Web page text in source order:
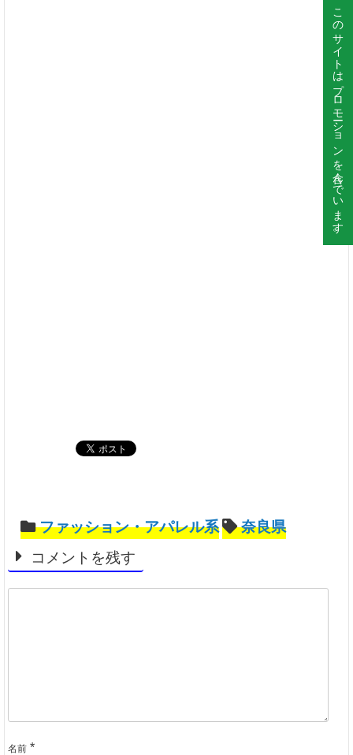
ファッション・アパレル系
奈良県
コメントを残す
名前 *
このサイトはプロモーションを含んでいます。